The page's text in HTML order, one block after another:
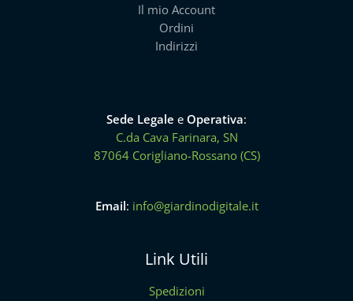
Il mio Account
Ordini
Indirizzi
Sede Legale e Operativa:
C.da Cava Farinara, SN
87064 Corigliano-Rossano (CS)
Email: info@giardinodigitale.it
Link Utili
Spedizioni